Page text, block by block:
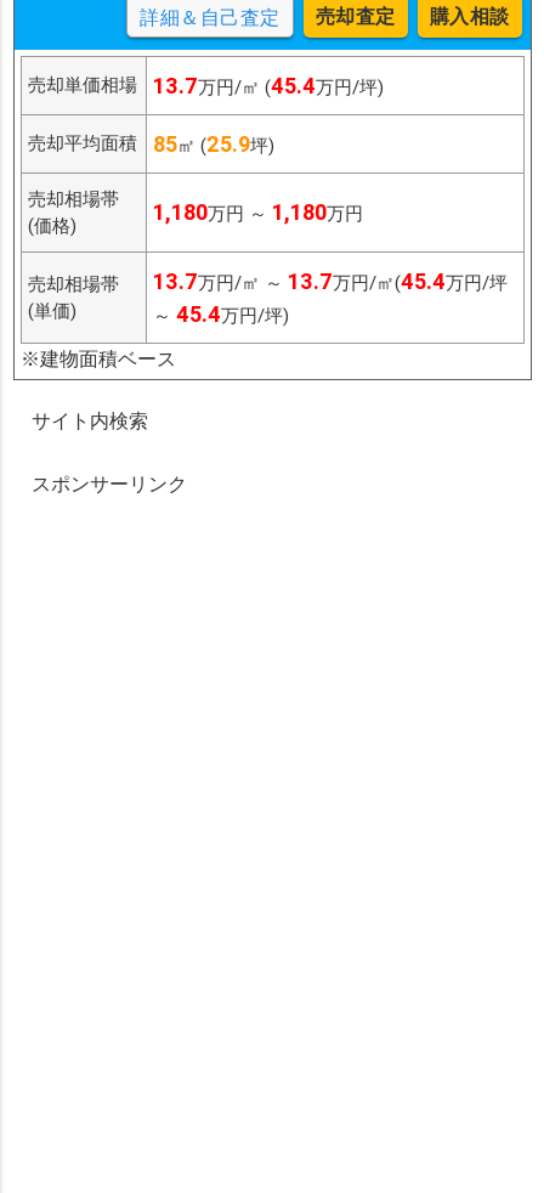
詳細＆自己査定 売却査定 購入相談
売却単価相場 13.7万円/㎡ (45.4万円/坪)
売却平均面積 85㎡ (25.9坪)
売却相場帯
(価格)
1,180万円 ～ 1,180万円
売却相場帯
(単価)
13.7万円/㎡ ～ 13.7万円/㎡(45.4万円/坪
～ 45.4万円/坪)
※建物面積ベース
サイト内検索
スポンサーリンク